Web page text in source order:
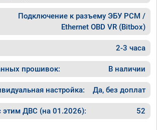
Подключение к разъему ЭБУ PCM /
Ethernet OBD VR (Bitbox)
2-3 часа
прошивок: В наличии
настройка: Да, без доплат
этим ДВС (на 01.2026): 52